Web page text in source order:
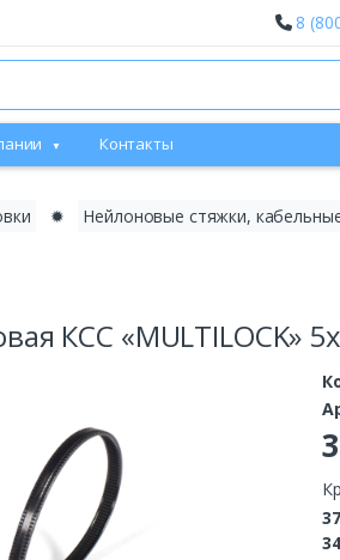
8
Контакты
✹ Нейлоновые стяжки,
КСС «MULTILOCK»